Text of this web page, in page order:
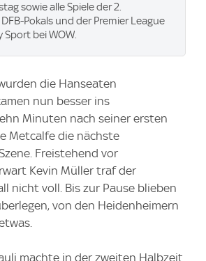
sowie alle Spiele der 2.
Pokals und der Premier League
Sport bei WOW.
die Hanseaten
nun besser ins
Minuten nach seiner ersten
Metcalfe die nächste
Freistehend vor
Kevin Müller traf der
nicht voll. Bis zur Pause blieben
von den Heidenheimern
machte in der zweiten Halbzeit